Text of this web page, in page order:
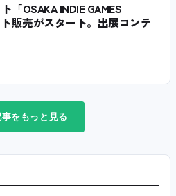
「OSAKA INDIE GAMES
販売がスタート。出展コンテ
をもっと見る